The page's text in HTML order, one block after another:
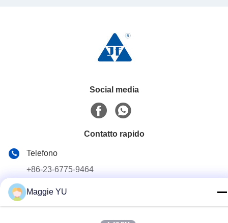
Social media
Contatto rapido
Telefono
+86-23-6775-9464
E-mail
Maggie YU